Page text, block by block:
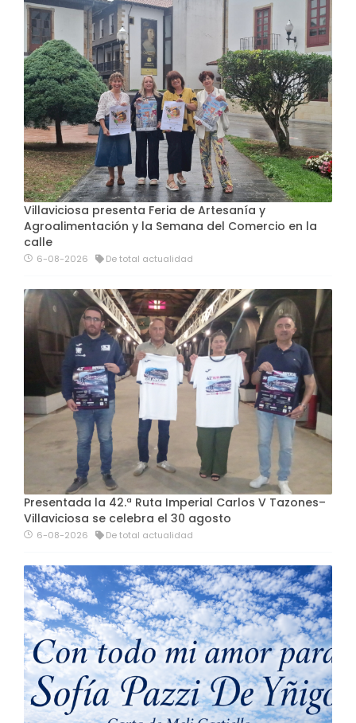
Villaviciosa presenta Feria de Artesanía y
Agroalimentación y la Semana del Comercio en la
calle
6-08-2026 De total actualidad
Presentada la 42.ª Ruta Imperial Carlos V Tazones–
Villaviciosa se celebra el 30 agosto
6-08-2026 De total actualidad